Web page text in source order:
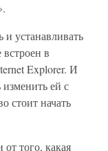
и устанавливать
в
Explorer. И
ей с
стоит начать
того, какая